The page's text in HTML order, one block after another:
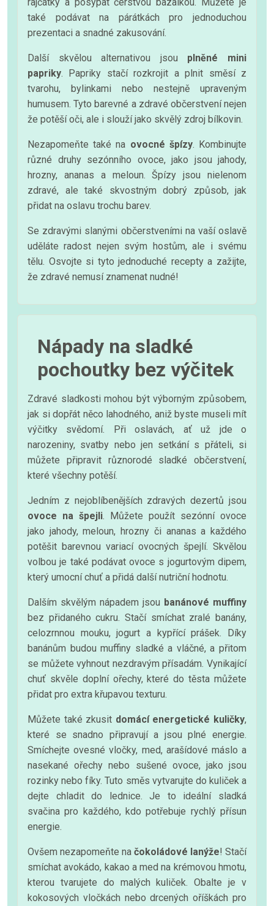
také podávat na párátkách pro jednoduchou
prezentaci a snadné zakusování.
Další skvělou alternativou jsou plněné mini
papriky. Papriky stačí rozkrojit a plnit směsí z
tvarohu, bylinkami nebo nestejně upraveným
humusem. Tyto barevné a zdravé občerstvení nejen
že potěší oči, ale i slouží jako skvělý zdroj bílkovin.
Nezapomeňte také na ovocné špízy. Kombinujte
různé druhy sezónního ovoce, jako jsou jahody,
hrozny, ananas a meloun. Špízy jsou nielenom
zdravé, ale také skvostným dobrý způsob, jak
přidat na oslavu trochu barev.
Se zdravými slanými občerstveními na vaší oslavě
uděláte radost nejen svým hostům, ale i svému
tělu. Osvojte si tyto jednoduché recepty a zažijte,
že zdravé nemusí znamenat nudné!
Nápady na sladké
pochoutky bez výčitek
Zdravé sladkosti mohou být výborným způsobem,
jak si dopřát něco lahodného, aniž byste museli mít
výčitky svědomí. Při oslavách, ať už jde o
narozeniny, svatby nebo jen setkání s přáteli, si
můžete připravit různorodé sladké občerstvení,
které všechny potěší.
Jedním z nejoblíbenějších zdravých dezertů jsou
ovoce na špejli. Můžete použít sezónní ovoce
jako jahody, meloun, hrozny či ananas a každého
potěšit barevnou variací ovocných špejlí. Skvělou
volbou je také podávat ovoce s jogurtovým dipem,
který umocní chuť a přidá další nutriční hodnotu.
Dalším skvělým nápadem jsou banánové muffiny
bez přidaného cukru. Stačí smíchat zralé banány,
celozrnnou mouku, jogurt a kypřící prášek. Díky
banánům budou muffiny sladké a vláčné, a přitom
se můžete vyhnout nezdravým přísadám. Vynikající
chuť skvěle doplní ořechy, které do těsta můžete
přidat pro extra křupavou texturu.
Můžete také zkusit domácí energetické kuličky,
které se snadno připravují a jsou plné energie.
Smíchejte ovesné vločky, med, arašídové máslo a
nasekané ořechy nebo sušené ovoce, jako jsou
rozinky nebo fíky. Tuto směs vytvarujte do kuliček a
dejte chladit do lednice. Je to ideální sladká
svačina pro každého, kdo potřebuje rychlý přísun
energie.
Ovšem nezapomeňte na čokoládové lanýže! Stačí
smíchat avokádo, kakao a med na krémovou hmotu,
kterou tvarujete do malých kuliček. Obalte je v
kokosových vločkách nebo drcených oříškách pro